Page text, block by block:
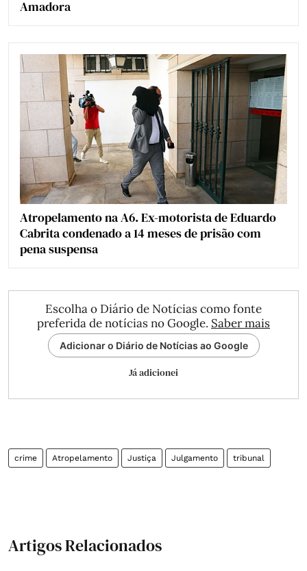
Amadora
Atropelamento na A6. Ex-motorista de Eduardo
Cabrita condenado a 14 meses de prisão com
pena suspensa
Escolha o Diário de Notícias como fonte
preferida de notícias no Google. Saber mais
Adicionar o Diário de Notícias ao Google
Já adicionei
crime Atropelamento Justiça Julgamento tribunal
Artigos Relacionados